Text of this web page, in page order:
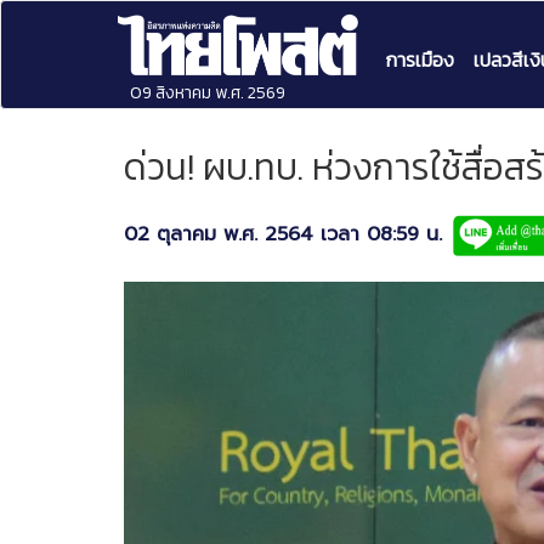
09 สิงหาคม พ.ศ. 2569
การเมือง เปลวสีเ
ด่วน! ผบ.ทบ. ห่วงการใช้สื่อ
02 ตุลาคม พ.ศ. 2564 เวลา 08:59 น.